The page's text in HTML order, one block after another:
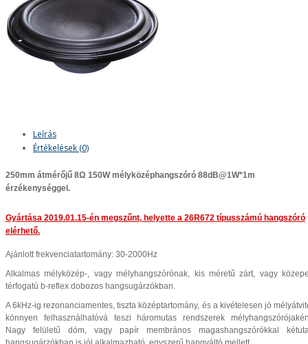
Leírás
Értékelések (0)
250mm átmérőjű 8Ω 150W mélyközéphangszóró 88dB@1W*1m
érzékenységgel.
Gyártása 2019.01.15-én megszűnt, helyette a 26R672 típusszámú hangszóró
elérhető.
Ajánlott frekvenciatartomány: 30-2000Hz
Alkalmas mélyközép-, vagy mélyhangszórónak, kis méretű zárt, vagy
térfogatú b-reflex dobozos hangsugárzókban.
A 6kHz-ig rezonanciamentes, tiszta középtartomány, és a kivételesen jó
könnyen felhasználhatóvá teszi háromutas rendszerek
Nagy felületű dóm, vagy papír membrános magashangszórókkal